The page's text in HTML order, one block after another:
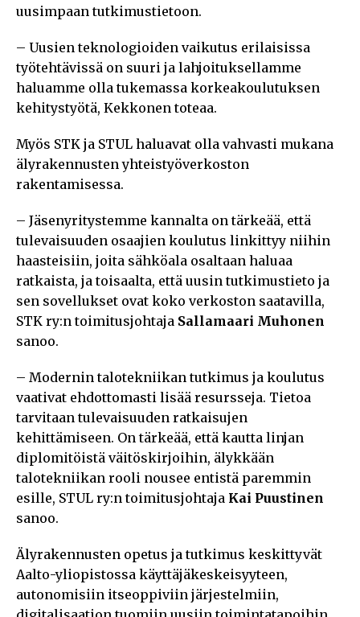
uusimpaan tutkimustietoon.
– Uusien teknologioiden vaikutus erilaisissa
työtehtävissä on suuri ja lahjoituksellamme
haluamme olla tukemassa korkeakoulutuksen
kehitystyötä, Kekkonen toteaa.
Myös STK ja STUL haluavat olla vahvasti mukana
älyrakennusten yhteistyöverkoston
rakentamisessa.
– Jäsenyritystemme kannalta on tärkeää, että
tulevaisuuden osaajien koulutus linkittyy niihin
haasteisiin, joita sähköala osaltaan haluaa
ratkaista, ja toisaalta, että uusin tutkimustieto ja
sen sovellukset ovat koko verkoston saatavilla,
STK ry:n toimitusjohtaja Sallamaari Muhonen
sanoo.
– Modernin talotekniikan tutkimus ja koulutus
vaativat ehdottomasti lisää resursseja. Tietoa
tarvitaan tulevaisuuden ratkaisujen
kehittämiseen. On tärkeää, että kautta linjan
diplomitöistä väitöskirjoihin, älykkään
talotekniikan rooli nousee entistä paremmin
esille, STUL ry:n toimitusjohtaja Kai Puustinen
sanoo.
Älyrakennusten opetus ja tutkimus keskittyvät
Aalto-yliopistossa käyttäjäkeskeisyyteen,
autonomisiin itseoppiviin järjestelmiin,